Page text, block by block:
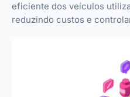
eficiente dos veículos
reduzindo custos e